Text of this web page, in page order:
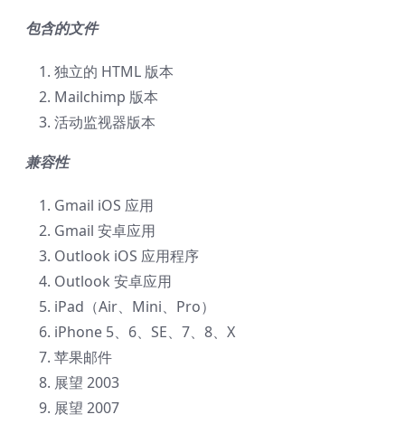
包含的文件
独立的 HTML 版本
Mailchimp 版本
活动监视器版本
兼容性
Gmail iOS 应用
Gmail 安卓应用
Outlook iOS 应用程序
Outlook 安卓应用
iPad（Air、Mini、Pro）
iPhone 5、6、SE、7、8、X
苹果邮件
展望 2003
展望 2007